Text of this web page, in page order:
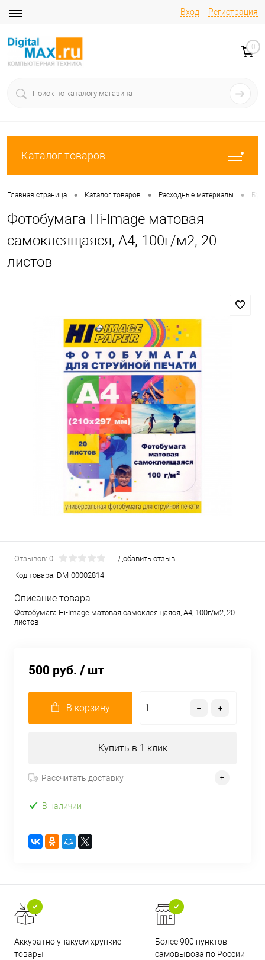
Вход Регистрация
0
Каталог товаров
Главная страница • Каталог товаров • Расходные материалы •
Фотобумага Hi-Image матовая
самоклеящаяся, А4, 100г/м2, 20
листов
Отзывов: 0
Добавить отзыв
Код товара: DM-00002814
Описание товара:
Фотобумага Hi-Image матовая самоклеящаяся, А4, 100г/м2, 20
листов
500 руб. / шт
В корзину
Купить в 1 клик
Рассчитать доставку
В наличии
Аккуратно упакуем хрупкие
товары
Более 900 пунктов
самовывоза по России